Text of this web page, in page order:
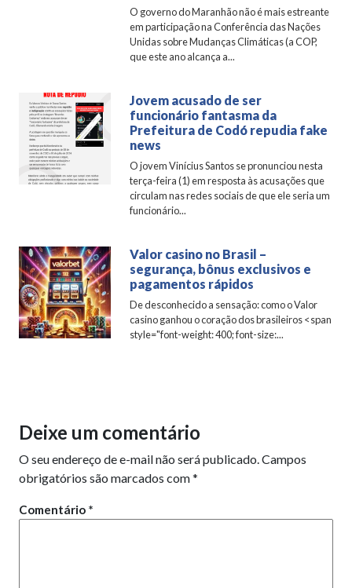
O governo do Maranhão não é mais estreante
em participação na Conferência das Nações
Unidas sobre Mudanças Climáticas (a COP,
que este ano alcança a...
Jovem acusado de ser
funcionário fantasma da
Prefeitura de Codó repudia fake
news
O jovem Vinícius Santos se pronunciou nesta
terça-feira (1) em resposta às acusações que
circulam nas redes sociais de que ele seria um
funcionário...
Valor casino no Brasil –
segurança, bônus exclusivos e
pagamentos rápidos
De desconhecido a sensação: como o Valor
casino ganhou o coração dos brasileiros <span
style="font-weight: 400; font-size:...
Deixe um comentário
O seu endereço de e-mail não será publicado.Campos
obrigatórios são marcados com*
Comentário *